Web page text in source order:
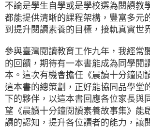
不論是學生自學或是學校選為閱讀教
都能提供清晰的課程架構，豐富多元
到提升閱讀素養的目標，接軌真實世
參與臺灣閱讀教育工作九年，我經常
的回饋，期待有一本書能成為同學閱
本。這次有機會擔任《晨讀十分鐘閱
這本書的總策劃，正好能協同品學堂
下的夥伴，以這本書回應各位家長與
望《晨讀十分鐘閱讀素養故事集》能
讀的認知，提升各位讀者的能力，讓